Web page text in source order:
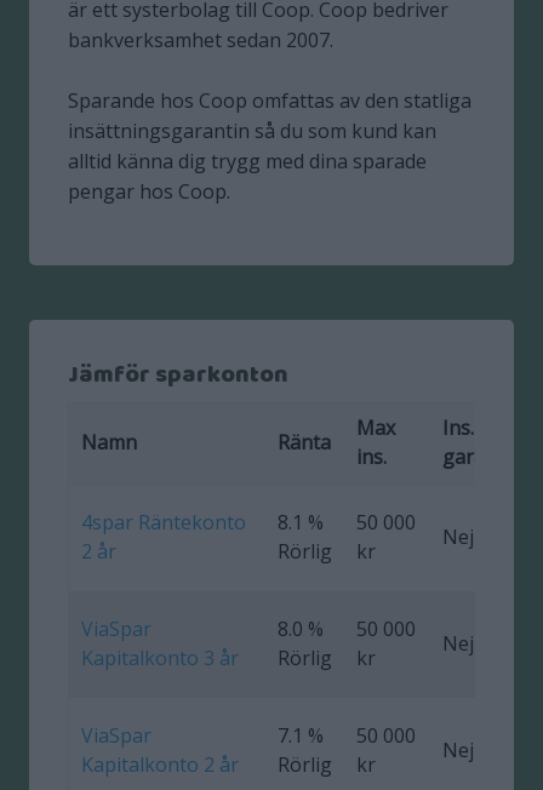
är ett systerbolag till Coop. Coop bedriver
bankverksamhet sedan 2007.
Sparande hos Coop omfattas av den statliga
insättningsgarantin så du som kund kan
alltid känna dig trygg med dina sparade
pengar hos Coop.
Jämför sparkonton
Namn Ränta
Max
ins.
Ins.
garanti
4spar Räntekonto
2 år
8.1 %
Rörlig
50 000
kr
Nej
ViaSpar
Kapitalkonto 3 år
8.0 %
Rörlig
50 000
kr
Nej
ViaSpar
Kapitalkonto 2 år
7.1 %
Rörlig
50 000
kr
Nej